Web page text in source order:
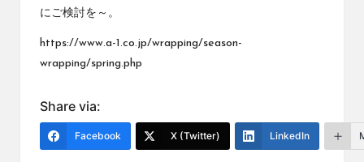
にご検討を～。
https://www.a-1.co.jp/wrapping/season-
wrapping/spring.php
Share via:
Facebook X (Twitter) LinkedIn